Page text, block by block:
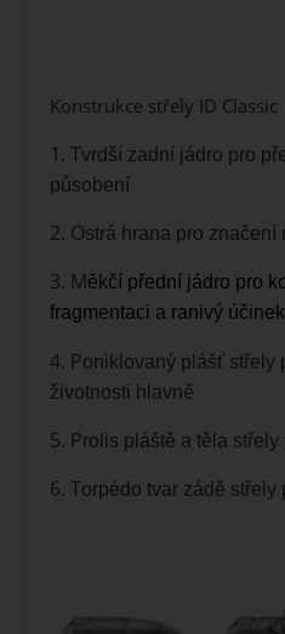
Konstrukce střely ID Classic
1. Tvrdší zadní jádro pro
působení
2. Ostrá hrana pro značení
3. Měkčí přední jádro pro
fragmentaci a ranivý účinek
4. Poniklovaný plášť střely
životnosti hlavně
5. Prolis pláště a těla střely
6. Torpédo tvar zádě střely